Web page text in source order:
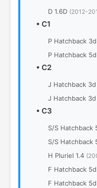
D 1.6D (2012-
• C1
P Hatchback
P Hatchback
• C2
J Hatchback 3d
J Hatchback 3d
• C3
S/S Hatchback
S/S Hatchback
H Pluriel 1.4
F Hatchback 5d
F Hatchback